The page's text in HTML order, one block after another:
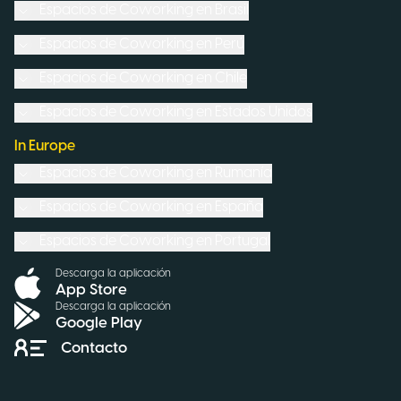
In Europe
Descarga la aplicación
App Store
Descarga la aplicación
Google Play
Contacto